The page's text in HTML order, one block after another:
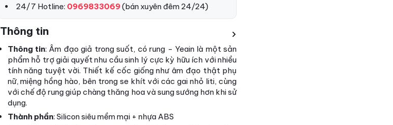
24/7 Hotline: 0969833069(bán xuyên đêm 24/24)
Thông tin
Thông tin:Âm đạo giả trong suốt, có rung - Yeain là một sản
phẩm hỗ trợ giải quyết nhu cầu sinh lý cực kỳ hữu ích với nhiều
tính năng tuyệt vời. Thiết kế cốc giống như âm đạo thật phụ
nữ, miệng hồng hào, bên trong se khít với các gai nhỏ liti, cùng
với chế độ rung giúp chàng thăng hoa và sung sướng hơn khi sử
dụng.
Thành phần: Silicon siêu mềm mại + nhựa ABS